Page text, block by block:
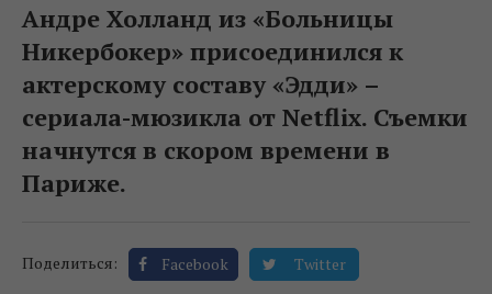
Андре Холланд из «Больницы
Никербокер» присоединился к
актерскому составу «Эдди» –
сериала-мюзикла от Netflix. Съемки
начнутся в скором времени в
Париже.
Поделиться: Facebook Twitter